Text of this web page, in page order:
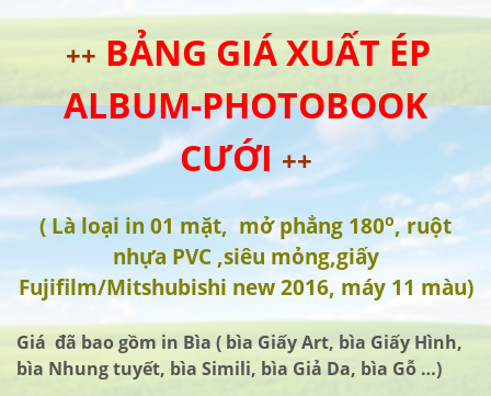
++ BẢNG GIÁ XUẤT ÉP
ALBUM-PHOTOBOOK
CƯỚI ++
( Là loại in 01 mặt, mở phẳng 180o, ruột
nhựa PVC ,siêu mỏng,giấy
Fujifilm/Mitshubishi new 2016, máy 11 màu)
Giá đã bao gồm in Bìa ( bìa Giấy Art, bìa Giấy Hình,
bìa Nhung tuyết, bìa Simili, bìa Giả Da, bìa Gỗ …)